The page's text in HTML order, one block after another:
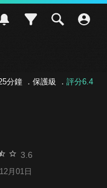
分鐘 ． 保護級 ． 評分6.4
3.6
月01日